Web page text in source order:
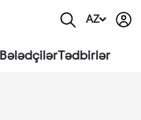
AZ
BələdçilərTədbirlər